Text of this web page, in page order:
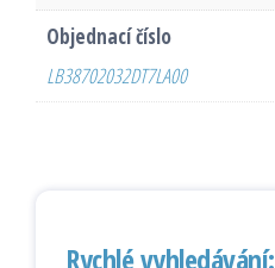
Objednací číslo
LB38702032DT7LA00
Rychlé vyhledávání: